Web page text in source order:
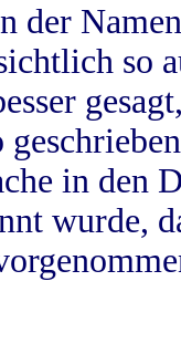
der
so
in
wurde,